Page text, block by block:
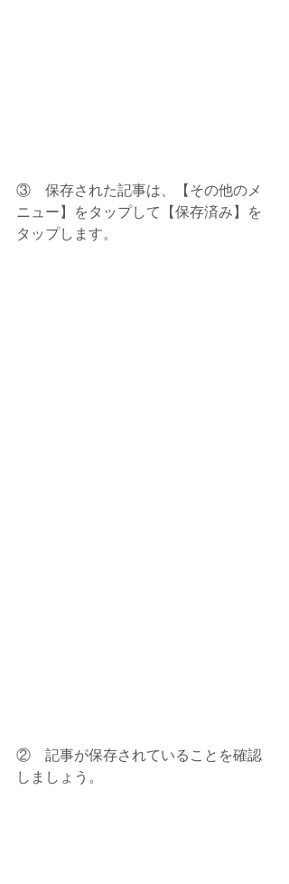
③　保存された記事は、【その他のメ
ニュー】をタップして【保存済み】を
タップします。
②　記事が保存されていることを確認
しましょう。